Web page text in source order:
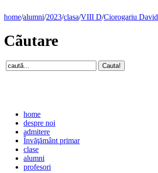
home/alumni/2023/clasa/VIII D/Ciorogariu David
Cãutare
home
despre noi
admitere
Învăţământ primar
clase
alumni
profesori